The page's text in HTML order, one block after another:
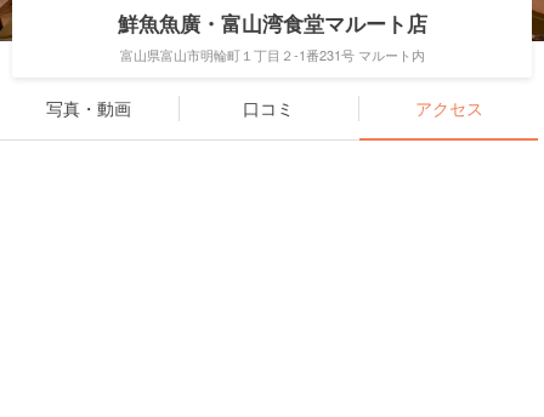
鮮魚魚廣・富山湾食堂マルート店
富山県富山市明輪町１丁目２-1番231号 マルート内
写真・動画 口コミ アクセス